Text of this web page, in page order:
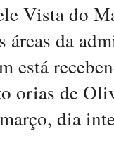
Vista do
áreas da
está
orias de O
dia